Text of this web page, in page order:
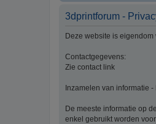
3dprintforum -
Deze website is
Contactgegevens:
Zie contact link
Inzamelen van informatie
De meeste informatie op
enkel gebruikt worden